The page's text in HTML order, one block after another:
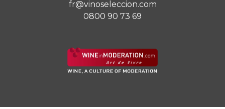
fr@vinoseleccion.com
0800 90 73 69